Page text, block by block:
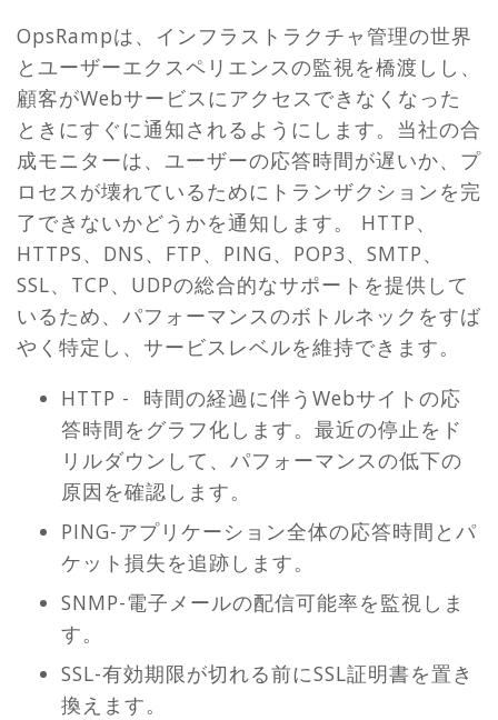
OpsRampは、インフラストラクチャ管理の世界
とユーザーエクスペリエンスの監視を橋渡しし、
顧客がWebサービスにアクセスできなくなった
ときにすぐに通知されるようにします。当社の合
成モニターは、ユーザーの応答時間が遅いか、プ
ロセスが壊れているためにトランザクションを完
了できないかどうかを通知します。 HTTP、
HTTPS、DNS、FTP、PING、POP3、SMTP、
SSL、TCP、UDPの総合的なサポートを提供して
いるため、パフォーマンスのボトルネックをすば
やく特定し、サービスレベルを維持できます。
HTTP - 時間の経過に伴うWebサイトの応
答時間をグラフ化します。最近の停止をド
リルダウンして、パフォーマンスの低下の
原因を確認します。
PING-アプリケーション全体の応答時間とパ
ケット損失を追跡します。
SNMP-電子メールの配信可能率を監視しま
す。
SSL-有効期限が切れる前にSSL証明書を置き
換えます。